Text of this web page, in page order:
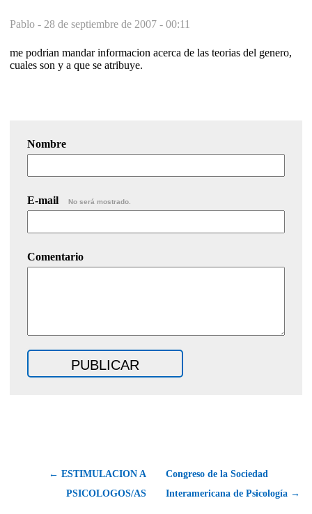
Pablo - 28 de septiembre de 2007 - 00:11
me podrian mandar informacion acerca de las teorias del genero,
cuales son y a que se atribuye.
Nombre
E-mail No será mostrado.
Comentario
← ESTIMULACION A
PSICOLOGOS/AS
Congreso de la Sociedad
Interamericana de Psicología →